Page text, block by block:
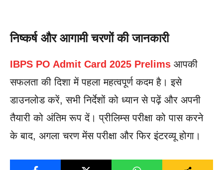
निष्कर्ष और आगामी चरणों की जानकारी
IBPS PO Admit Card 2025 Prelims आपकी
सफलता की दिशा में पहला महत्वपूर्ण कदम है। इसे
डाउनलोड करें, सभी निर्देशों को ध्यान से पढ़ें और अपनी
तैयारी को अंतिम रूप दें। प्रीलिम्स परीक्षा को पास करने
के बाद, अगला चरण मेंस परीक्षा और फिर इंटरव्यू होगा।